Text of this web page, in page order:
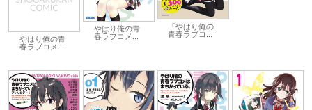
やはり俺の青
春ラブコメ...
やはり俺の青
春ラブコメ...
『やはり俺の
青春ラブコ...